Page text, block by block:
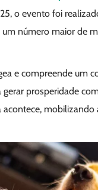
o evento foi
número maior de
e compreende um
prosperidade
acontece,